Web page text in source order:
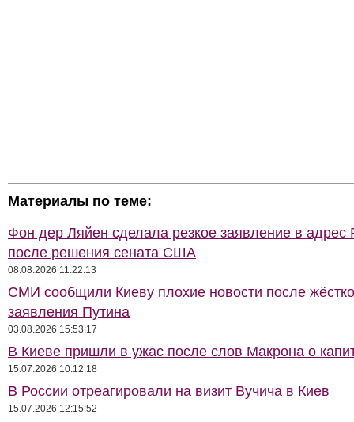
Материалы по теме:
Фон дер Ляйен сделала резкое заявление в адрес
после решения сената США
08.08.2026 11:22:13
СМИ сообщили Киеву плохие новости после
заявления Путина
03.08.2026 15:53:17
В Киеве пришли в ужас после слов Макрона о
15.07.2026 10:12:18
В России отреагировали на визит Вучича в Киев
15.07.2026 12:15:52